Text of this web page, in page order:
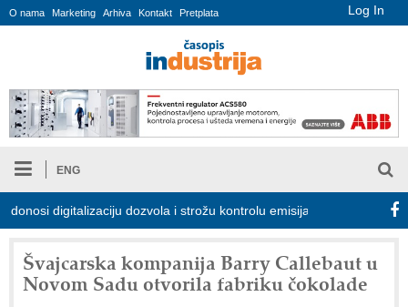
Log In
O nama Marketing Arhiva Kontakt Pretplata
ENG
digitalizaciju dozvola i strožu kontrolu emisija Proizvodnja
Švajcarska kompanija Barry Callebaut u
Novom Sadu otvorila fabriku čokolade